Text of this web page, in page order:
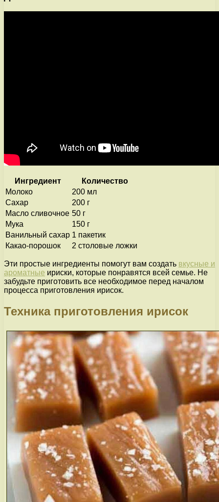
Ингредиент
Количество
Молоко
200 мл
Сахар
200 г
Масло сливочное 50 г
Мука
150 г
Ванильный сахар 1 пакетик
Какао-порошок
2 столовые ложки
Эти простые ингредиенты помогут вам создать вкусные и
ароматные ириски, которые понравятся всей семье. Не
забудьте приготовить все необходимое перед началом
процесса приготовления ирисок.
Техника приготовления ирисок